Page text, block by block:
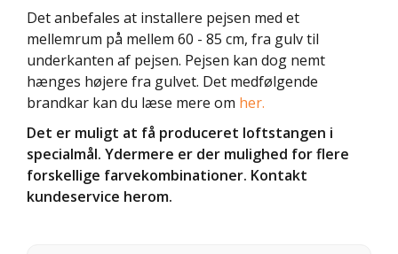
Det anbefales at installere pejsen med et
mellemrum på mellem 60 - 85 cm, fra gulv til
underkanten af pejsen. Pejsen kan dog nemt
hænges højere fra gulvet. Det medfølgende
brandkar kan du læse mere om her.
Det er muligt at få produceret loftstangen i
specialmål. Ydermere er der mulighed for flere
forskellige farvekombinationer. Kontakt
kundeservice herom.